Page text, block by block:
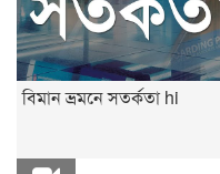
বিমান ভ্রমনে সতর্কতা hi